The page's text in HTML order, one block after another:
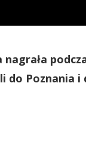
Poznania i